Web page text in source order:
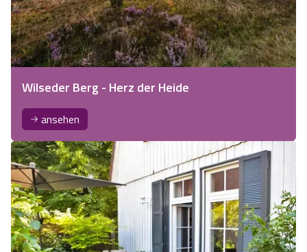
Wilseder Berg - Herz der Heide
ansehen